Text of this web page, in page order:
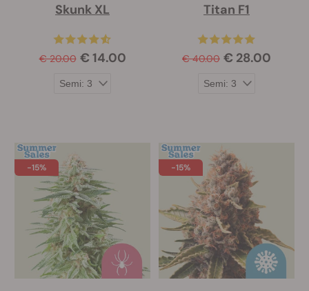
Skunk XL
€ 20.00 € 14.00
Titan F1
€ 40.00 € 28.00
-15% -15%